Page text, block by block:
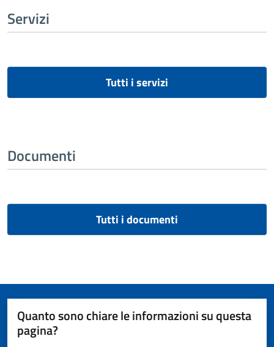
Servizi
Tutti i servizi
Documenti
Tutti i documenti
Quanto sono chiare le informazioni su questa
pagina?